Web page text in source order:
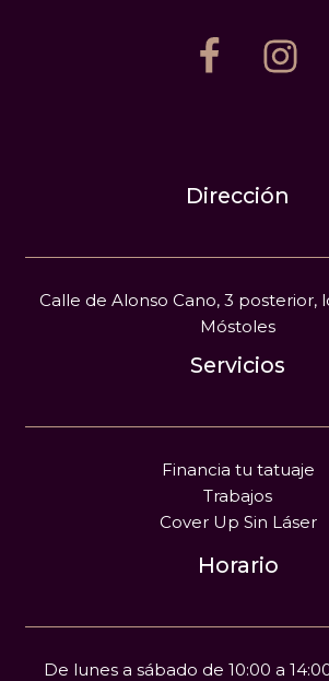
Dirección
Calle de Alonso Cano, 3 posterior,
Móstoles
Servicios
Financia tu tatuaje
Trabajos
Cover Up Sin Láser
Horario
De lunes a sábado de 10:00 a